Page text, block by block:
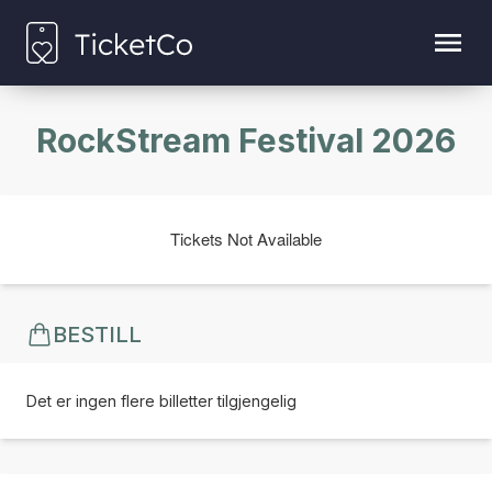
RockStream Festival 2026
Tickets Not Available
BESTILL
Det er ingen flere billetter tilgjengelig